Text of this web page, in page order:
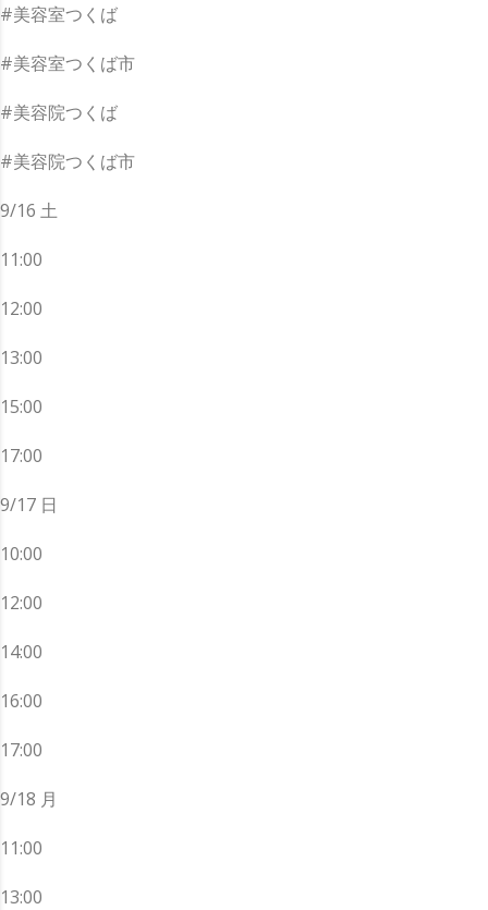
#美容室つくば
#美容室つくば市
#美容院つくば
#美容院つくば市
9/16 土
11:00
12:00
13:00
15:00
17:00
9/17 日
10:00
12:00
14:00
16:00
17:00
9/18 月
11:00
13:00